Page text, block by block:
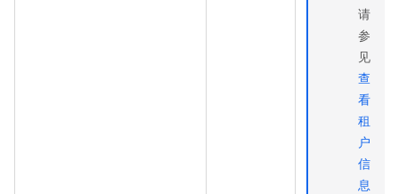
请
参
见
查
看
租
户
信
息